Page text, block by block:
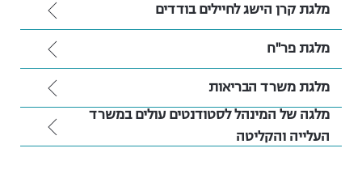
מלגת קרן הישג לחיילים בודדים
מלגת פר''ח
מלגת משרד הבריאות
מלגה של המינהל לסטודנטים עולים במשרד
העלייה והקליטה